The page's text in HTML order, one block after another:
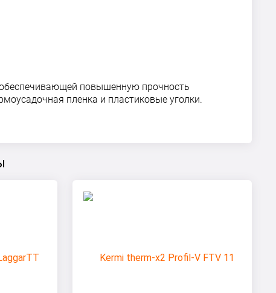
повышенную прочность
пленка и пластиковые уголки.